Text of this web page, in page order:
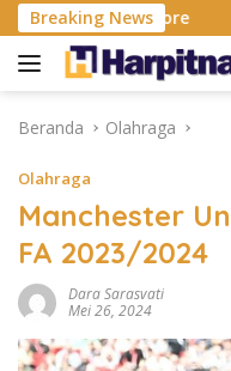
Langsung
ke
konten
Breaking News
App Store
Beranda Olahraga
Olahraga
Manchester
FA 2023/2024
Dara Sarasvati
Mei 26, 2024